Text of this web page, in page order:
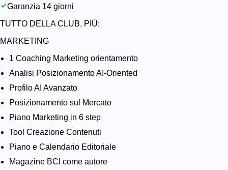
Garanzia 14 giorni
TUTTO DELLA CLUB, PIÙ:
MARKETING
1 Coaching Marketing orientamento
Analisi Posizionamento AI-Oriented
Profilo AI Avanzato
Posizionamento sul Mercato
Piano Marketing in 6 step
Tool Creazione Contenuti
Piano e Calendario Editoriale
Magazine BCI come autore